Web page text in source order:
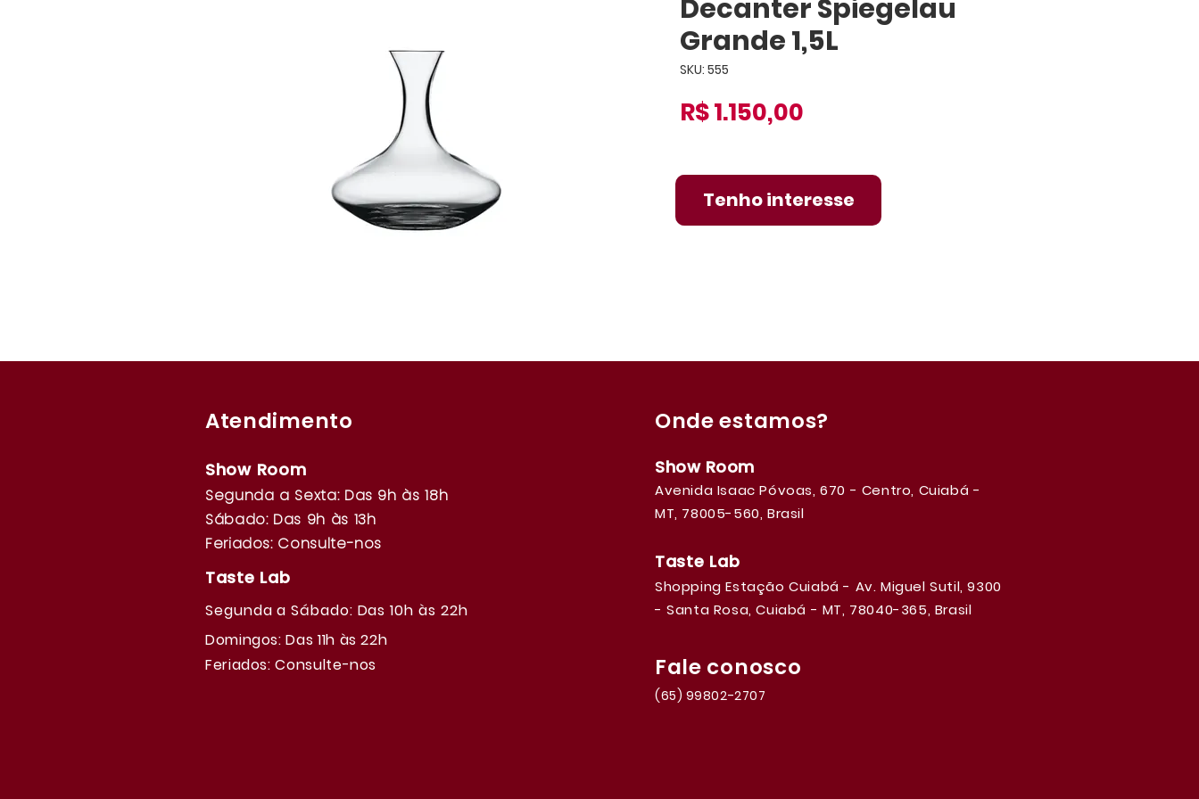
Decanter Spiegelau
Grande 1,5L
SKU: 555
R$ 1.150,00
Tenho interesse
Atendimento
Show Room
Segunda a Sexta: Das 9h às 18h
Sábado: Das 9h às 13h
Feriados: Consulte-nos
Taste Lab
Segunda a Sábado: Das 10h às 22h
Domingos: Das 11h às 22h
Feriados: Consulte-nos
Ondeestamos?
Show Room
Avenida Isaac Póvoas, 670 - Centro, Cuiabá -
MT, 78005-560, Brasil
Taste Lab
Shopping Estação Cuiabá - Av. Miguel Sutil, 9300
- Santa Rosa, Cuiabá - MT, 78040-365, Brasil
Fale conosco
(65) 99802-2707